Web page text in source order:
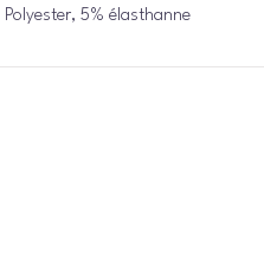
Polyester, 5% élasthanne